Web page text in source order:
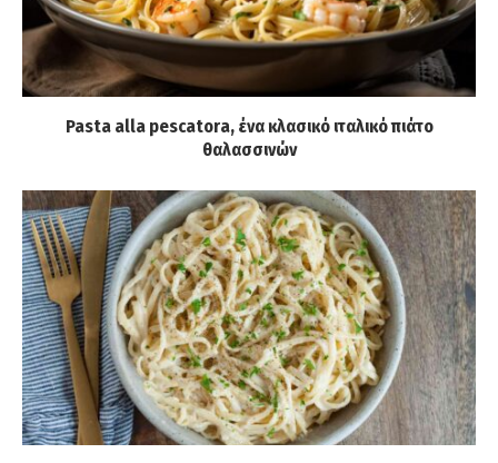
Pasta alla pescatora, ένα κλασικό ιταλικό πιάτο
θαλασσινών